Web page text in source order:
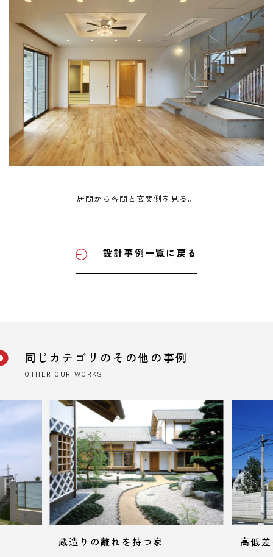
居間から客間と玄関側を見る。
設計事例一覧に戻る
同じカテゴリのその他の事例
OTHER OUR WORKS
蔵造りの離れを持つ家 高低